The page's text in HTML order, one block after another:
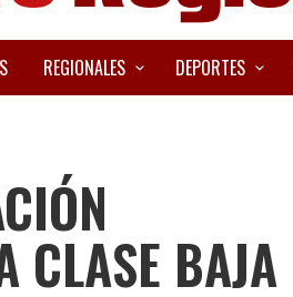
REGIONALES DEPORTES
CLASE BAJA